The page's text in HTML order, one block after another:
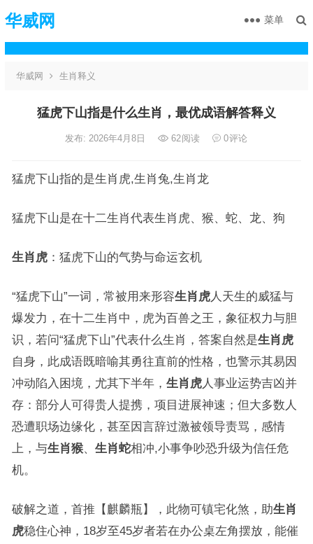
华威网 菜单
华威网 生肖释义
猛虎下山指是什么生肖，最优成语解答释义
发布: 2026年4月8日 62阅读 0评论
猛虎下山指的是生肖虎,生肖兔,生肖龙
猛虎下山是在十二生肖代表生肖虎、猴、蛇、龙、狗
生肖虎：猛虎下山的气势与命运玄机
“猛虎下山”一词，常被用来形容生肖虎人天生的威猛与
爆发力，在十二生肖中，虎为百兽之王，象征权力与胆
识，若问“猛虎下山”代表什么生肖，答案自然是生肖虎
自身，此成语既暗喻其勇往直前的性格，也警示其易因
冲动陷入困境，尤其下半年， 生肖虎人事业运势吉凶并
存：部分人可得贵人提携，项目进展神速；但大多数人
恐遭职场边缘化，甚至因言辞过激被领导责骂，感情
上，与生肖猴、 生肖蛇相冲,小事争吵恐升级为信任危
机。
破解之道，首推【麒麟瓶】，此物可镇宅化煞，助生肖
虎稳住心神，18岁至45岁者若在办公桌左角摆放，能催